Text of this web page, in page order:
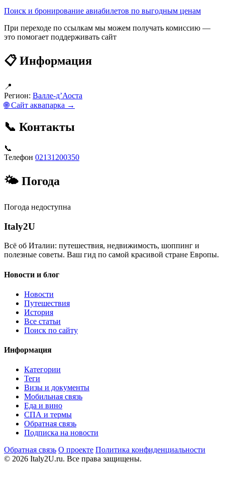
Поиск и бронирование авиабилетов по выгодным ценам
При переходе по ссылкам мы можем получать комиссию —
это помогает поддерживать сайт
📋 Информация
📍
Регион: Валле-д’Аоста
🌐 Сайт аквапарка →
📞 Контакты
📞
Телефон 02131200350
🌤 Погода
Погода недоступна
Italy2U
Всё об Италии: путешествия, недвижимость, шоппинг и
полезные советы. Ваш гид по самой красивой стране Европы.
Новости и блог
Новости
Путешествия
История
Все статьи
Поиск по сайту
Информация
Категории
Теги
Визы и документы
Мобильная связь
Еда и вино
СПА и термы
Обратная связь
Подписка на новости
Обратная связь О проекте Политика конфиденциальности
© 2026 Italy2U.ru. Все права защищены.